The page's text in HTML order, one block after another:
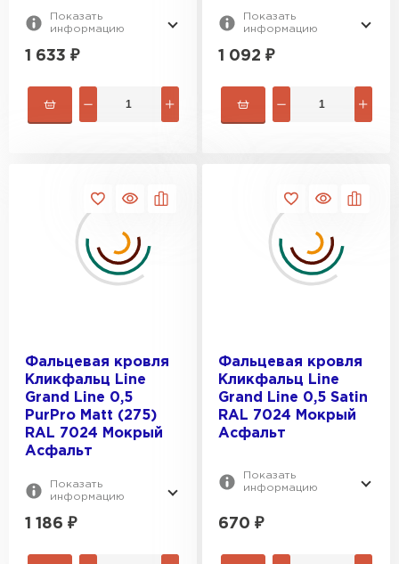
Показать
информацию
1 633 ₽
Показать
информацию
1 092 ₽
Фальцевая кровля
Кликфальц Line
Grand Line 0,5
PurPro Matt (275)
RAL 7024 Мокрый
Асфальт
Показать
информацию
1 186 ₽
Фальцевая кровля
Кликфальц Line
Grand Line 0,5 Satin
RAL 7024 Мокрый
Асфальт
Показать
информацию
670 ₽